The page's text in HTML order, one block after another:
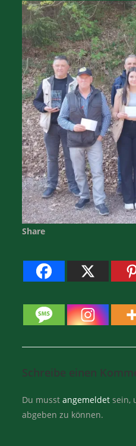
Share
Schreibe einen
Du musstangemeldet sein,
abgeben zu können.